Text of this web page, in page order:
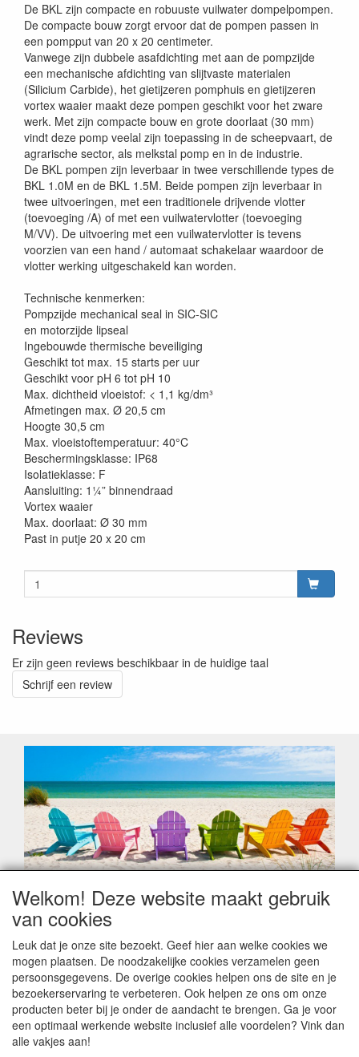
De BKL zijn compacte en robuuste vuilwater dompelpompen.
De compacte bouw zorgt ervoor dat de pompen passen in
een pompput van 20 x 20 centimeter.
Vanwege zijn dubbele asafdichting met aan de pompzijde
een mechanische afdichting van slijtvaste materialen
(Silicium Carbide), het gietijzeren pomphuis en gietijzeren
vortex waaier maakt deze pompen geschikt voor het zware
werk. Met zijn compacte bouw en grote doorlaat (30 mm)
vindt deze pomp veelal zijn toepassing in de scheepvaart, de
agrarische sector, als melkstal pomp en in de industrie.
De BKL pompen zijn leverbaar in twee verschillende types de
BKL 1.0M en de BKL 1.5M. Beide pompen zijn leverbaar in
twee uitvoeringen, met een traditionele drijvende vlotter
(toevoeging /A) of met een vuilwatervlotter (toevoeging
M/VV). De uitvoering met een vuilwatervlotter is tevens
voorzien van een hand / automaat schakelaar waardoor de
vlotter werking uitgeschakeld kan worden.
Technische kenmerken:
Pompzijde mechanical seal in SIC-SIC
en motorzijde lipseal
Ingebouwde thermische beveiliging
Geschikt tot max. 15 starts per uur
Geschikt voor pH 6 tot pH 10
Max. dichtheid vloeistof: < 1,1 kg/dm³
Afmetingen max. Ø 20,5 cm
Hoogte 30,5 cm
Max. vloeistoftemperatuur: 40°C
Beschermingsklasse: IP68
Isolatieklasse: F
Aansluiting: 1¼” binnendraad
Vortex waaier
Max. doorlaat: Ø 30 mm
Past in putje 20 x 20 cm
Reviews
Er zijn geen reviews beschikbaar in de huidige taal
Schrijf een review
Geachte klant,
Zoals elk jaar zorgt de verlofperiode, naast een hoop
leveringsproblemen.
Sommige fabrikanten sluiten of werken met een
vakantiebezetting.
Bestellingen die vanaf +/- 15 juli geplaatst worden kunnen
hierdoor vertraging oplopen. Wanneer die voorradig is en alle
betalingsmodaliteiten zijn vervuld dan de bestelling verstuurd
worden. Indien deze nog terug moeten binnen komen dan is
Welkom! Deze website maakt gebruik
van cookies
Leuk dat je onze site bezoekt. Geef hier aan welke cookies we
mogen plaatsen. De noodzakelijke cookies verzamelen geen
persoonsgegevens. De overige cookies helpen ons de site en je
bezoekerservaring te verbeteren. Ook helpen ze ons om onze
producten beter bij je onder de aandacht te brengen. Ga je voor
een optimaal werkende website inclusief alle voordelen? Vink dan
alle vakjes aan!